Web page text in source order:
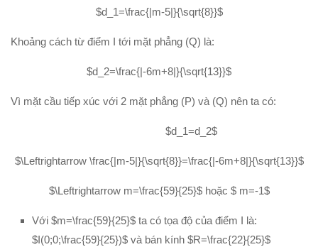
$d_1=\frac{|m-5|}{\sqrt{8}}$
Khoảng cách từ điểm I tới mặt phẳng (Q) là:
$d_2=\frac{|-6m+8|}{\sqrt{13}}$
Vì mặt cầu tiếp xúc với 2 mặt phẳng (P) và (Q) nên ta có:
$d_1=d_2$
$\Leftrightarrow \frac{|m-5|}{\sqrt{8}}=\frac{|-6m+8|}{\sqrt{13}}$
$\Leftrightarrow m=\frac{59}{25}$ hoặc $ m=-1$
Với $m=\frac{59}{25}$ ta có tọa độ của điểm I là:
$I(0;0;\frac{59}{25})$ và bán kính $R=\frac{22}{25}$